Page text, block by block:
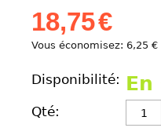
18,75€
Vous économisez: 6,25 €
Disponibilité:
Qté: